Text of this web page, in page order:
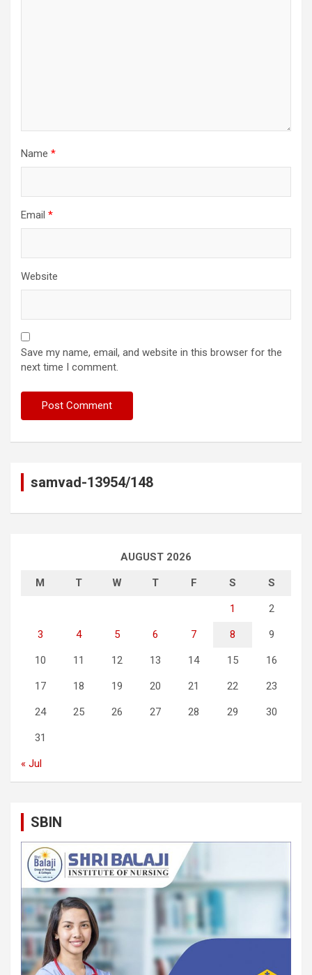
Name *
Email *
Website
Save my name, email, and website in this browser for the
next time I comment.
samvad-13954/148
AUGUST 2026
M T W T F S S
1 2
3 4 5 6 7 8 9
10 11 12 13 14 15 16
17 18 19 20 21 22 23
24 25 26 27 28 29 30
31
« Jul
SBIN